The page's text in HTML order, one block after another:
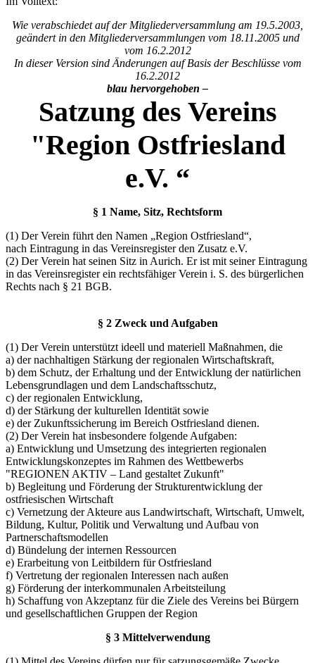
Wie verabschiedet auf der Mitgliederversammlung am 19.5.2003,
geändert in den Mitgliederversammlungen vom 18.11.2005 und
vom 16.2.2012
In dieser Version sind Änderungen auf Basis der Beschlüsse vom
16.2.2012
blau hervorgehoben –
Satzung des Vereins
"Region Ostfriesland
e.V. “
§ 1 Name, Sitz, Rechtsform
(1) Der Verein führt den Namen „Region Ostfriesland“,
nach Eintragung in das Vereinsregister den Zusatz e.V.
(2) Der Verein hat seinen Sitz in Aurich. Er ist mit seiner Eintragung
in das Vereinsregister ein rechtsfähiger Verein i. S. des bürgerlichen
Rechts nach § 21 BGB.
§ 2 Zweck und Aufgaben
(1) Der Verein unterstützt ideell und materiell Maßnahmen, die
a) der nachhaltigen Stärkung der regionalen Wirtschaftskraft,
b) dem Schutz, der Erhaltung und der Entwicklung der natürlichen
Lebensgrundlagen und dem Landschaftsschutz,
c) der regionalen Entwicklung,
d) der Stärkung der kulturellen Identität sowie
e) der Zukunftssicherung im Bereich Ostfriesland dienen.
(2) Der Verein hat insbesondere folgende Aufgaben:
a) Entwicklung und Umsetzung des integrierten regionalen
Entwicklungskonzeptes im Rahmen des Wettbewerbs
"REGIONEN AKTIV – Land gestaltet Zukunft"
b) Begleitung und Förderung der Strukturentwicklung der
ostfriesischen Wirtschaft
c) Vernetzung der Akteure aus Landwirtschaft, Wirtschaft, Umwelt,
Bildung, Kultur, Politik und Verwaltung und Aufbau von
Partnerschaftsmodellen
d) Bündelung der internen Ressourcen
e) Erarbeitung von Leitbildern für Ostfriesland
f) Vertretung der regionalen Interessen nach außen
g) Förderung der interkommunalen Arbeitsteilung
h) Schaffung von Akzeptanz für die Ziele des Vereins bei Bürgern
und gesellschaftlichen Gruppen der Region
§ 3 Mittelverwendung